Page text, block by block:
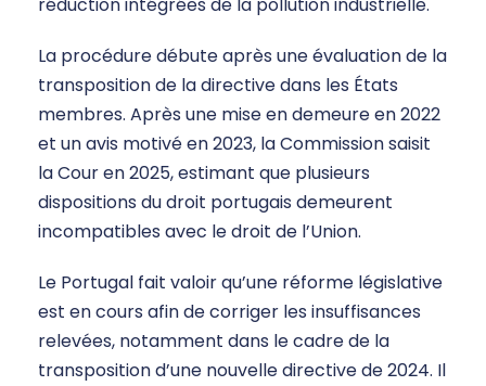
réduction intégrées de la pollution industrielle.
La procédure débute après une évaluation de la
transposition de la directive dans les États
membres. Après une mise en demeure en 2022
et un avis motivé en 2023, la Commission saisit
la Cour en 2025, estimant que plusieurs
dispositions du droit portugais demeurent
incompatibles avec le droit de l’Union.
Le Portugal fait valoir qu’une réforme législative
est en cours afin de corriger les insuffisances
relevées, notamment dans le cadre de la
transposition d’une nouvelle directive de 2024. Il